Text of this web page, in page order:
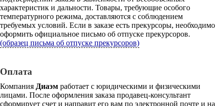
характеристик и дальности. Товары, требующие особого
температурного режима, доставляются с соблюдением
требуемых условий. Если в заказе есть прекурсоры, необходимо
оформить официальное письмо об отпуске прекурсоров.
(образец письма об отпуске прекурсоров)
Оплата
Компания Диаэм работает с юридическими и физическими
лицами. После оформления заказа продавец-консультант
сформирует счет и направит его вам по электронной почте и на